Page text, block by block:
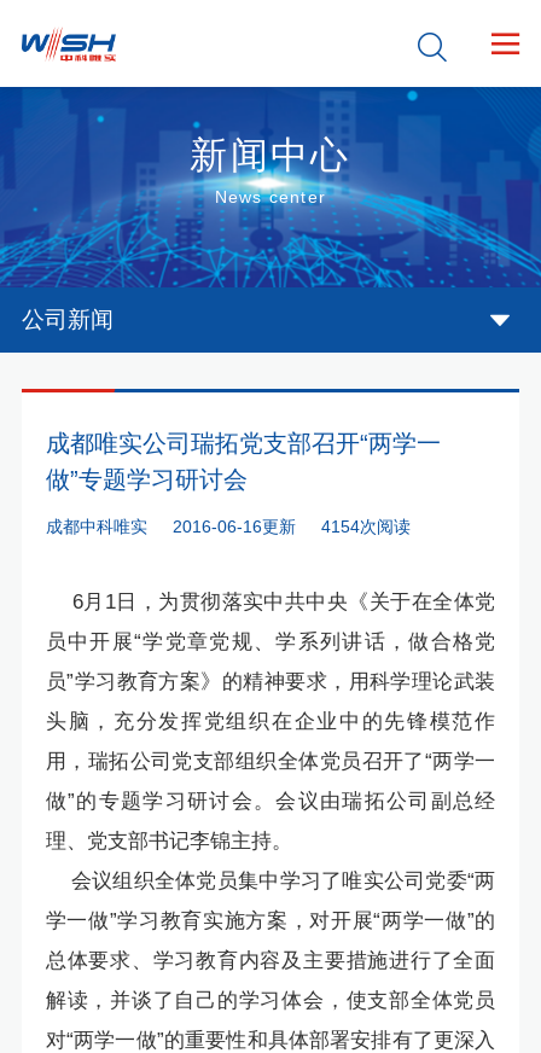
 
新闻中心
News center
公司新闻
成都唯实公司瑞拓党支部召开“两学一
做”专题学习研讨会
成都中科唯实 2016-06-16更新 4154次阅读
6月1日，为贯彻落实中共中央《关于在全体党
员中开展“学党章党规、学系列讲话，做合格党
员”学习教育方案》的精神要求，用科学理论武装
头脑，充分发挥党组织在企业中的先锋模范作
用，瑞拓公司党支部组织全体党员召开了“两学一
做”的专题学习研讨会。会议由瑞拓公司副总经
理、党支部书记李锦主持。
会议组织全体党员集中学习了唯实公司党委“两
学一做”学习教育实施方案，对开展“两学一做”的
总体要求、学习教育内容及主要措施进行了全面
解读，并谈了自己的学习体会，使支部全体党员
对“两学一做”的重要性和具体部署安排有了更深入